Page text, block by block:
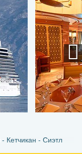
Кетчикан Сиэтл